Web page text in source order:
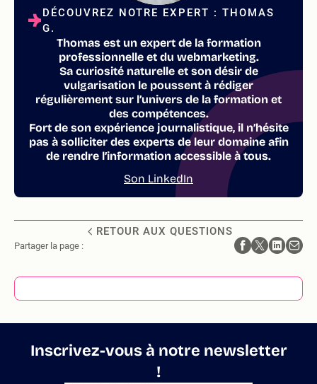
DÉCOUVREZ NOTRE EXPERT : THOMAS
G.
Thomas est un expert de la formation
professionnelle et du webmarketing.
Sa curiosité naturelle et son désir de
vulgarisation le poussent à rédiger
régulièrement sur l’univers de la formation et
des compétences.
Fort de son expérience journalistique, il n’hésite
pas à solliciter des experts de leur domaine afin
de rendre l’information accessible à tous.
Son LinkedIn
RETOUR AUX QUESTIONS
Partager la page :
Inscrivez-vous à notre newsletter
!